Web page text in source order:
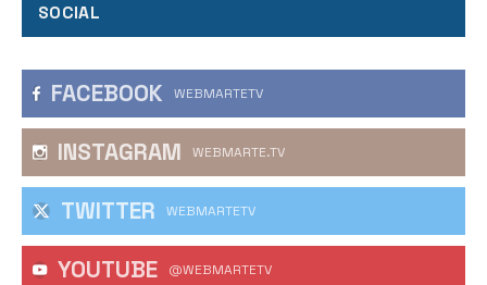
SOCIAL
FACEBOOK WEBMARTETV
INSTAGRAM WEBMARTE.TV
TWITTER WEBMARTETV
YOUTUBE @WEBMARTETV